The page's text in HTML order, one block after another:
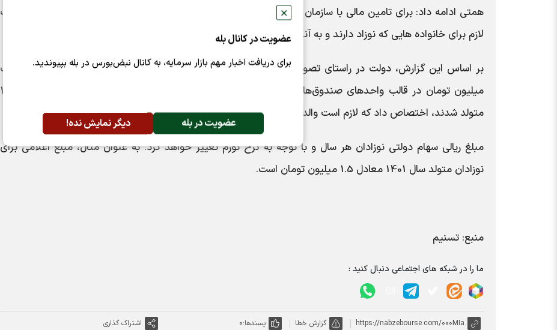
✕
عضویت در کانال بله
برای دریافت اخبار مهم بازار سرمایه، به کانال نبض‌بورس در بله بپیوندید.
عضویت در بله دیگر نمایش نده!
همتی ادامه داد: برای تامین مالی با سازمان برنامه و بودجه مکاتبه شده و در صورت دریافت بودجه، بلافاصله اقدامات
لازم برای خانواده هایی که نوزاد دارند و به آنها پرداختی باید صورت بگیرد، انجام خواهد شد.
بر اساس این گزارش، دولت در راستای تصویب قوانین حمایت از خانواده و جوانی جمعیت، سهام دولتی معادل یک
میلیون تومان در قالب واحدهای صندوق‌های سرمایه‌گذاری قابل معامله در بورس به نوزادانی که پس از سال 1400
متولد شدند، اختصاص داد که لازم است والدین فرایند ثبت درخواست را طی کنند.
مبلغ ریالی سهام دولتی نوزادان هر سال و با توجه به نرخ تورم تغییر خواهد کرد. به عنوان مثال، مبلغ اعلامی برای
نوزادان متولد سال 1401 معادل 1.5 میلیون تومان است.
منبع: تسنیم
ما را در شبکه های اجتماعی دنبال کنید :
https://nabzebourse.com/000MIa گزارش خطا پسندها:0 اشتراک گذاری